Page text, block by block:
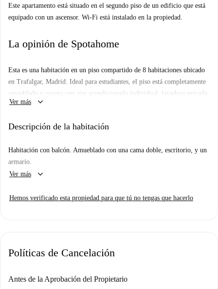
Este apartamento está situado en el segundo piso de un edificio que está
equipado con un ascensor. Wi-Fi está instalado en la propiedad.
La opinión de Spotahome
Esta es una habitación en un piso compartido de 8 habitaciones ubicado
en Trafalgar, Madrid. Ideal para estudiantes, el piso está completamente
amueblado y cuenta con aire acondicionado individual, lavadora privada,
cocina equipada y televisión. Spotahome lo ha inspeccionado
El piso está situado en Trafalgar, Madrid. En las inmediaciones se
Bientirada Quevedo, todos a poca distancia a pie. Además, el Instituto
el mercado de Mercadona están cerca del piso.
Ver más keyboard_arrow_down
Descripción de la habitación
Habitación con balcón. Amueblado con una cama doble, escritorio, y un
armario.
Ver más
keyboard_arrow_down
Hemos verificado esta propiedad para que tú no tengas que hacerlo
Políticas de Cancelación
Antes de la Aprobación del Propietario